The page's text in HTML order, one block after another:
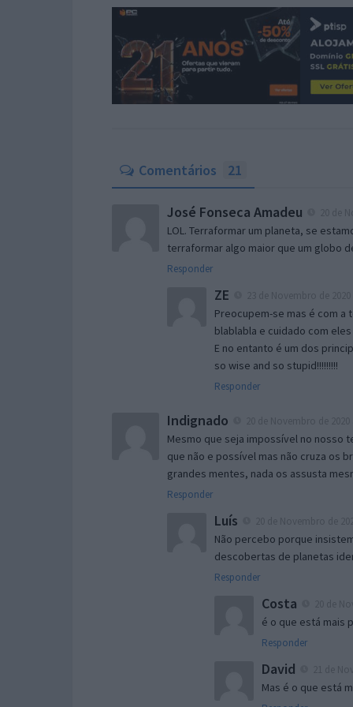
Comentários 21
José Fonseca Amadeu
LOL. Terraformar um planeta, se
terraformar algo maior que um globo
Responder
ZE
Preocupem-se mas é com
blablabla e cuidado com
E no entanto é um dos
so wise and so stupid!!!!!!!!!
Responder
Indignado
Mesmo que seja impossível no nosso
que não e possível mas não cruza os
grandes mentes, nada os assusta
Responder
Luís
Não percebo porque
descobertas de planetas
Responder
Costa
é o que está mais
Responder
David
Mas é o que está